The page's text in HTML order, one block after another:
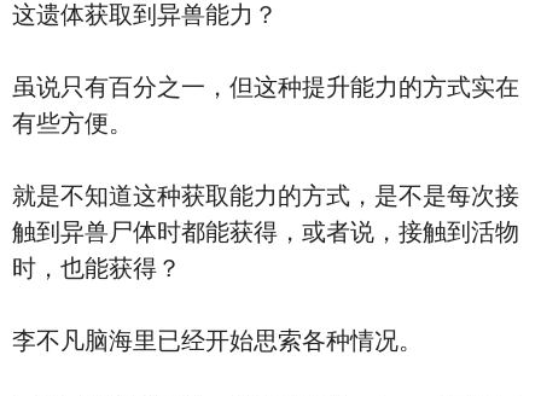
这遗体获取到异兽能力？
虽说只有百分之一，但这种提升能力的方式实在
有些方便。
就是不知道这种获取能力的方式，是不是每次接
触到异兽尸体时都能获得，或者说，接触到活物
时，也能获得？
李不凡脑海里已经开始思索各种情况。